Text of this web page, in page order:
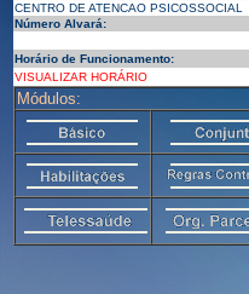
CENTRO DE ATENCAO PSICOSSOCIAL
Número Alvará:
Horário de Funcionamento:
VISUALIZAR HORÁRIO
Módulos: